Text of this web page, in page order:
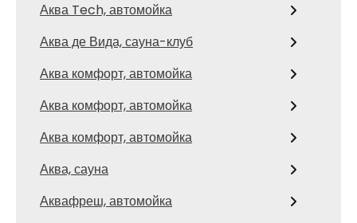
Аква Tech, автомойка
Аква де Вида, сауна-клуб
Аква комфорт, автомойка
Аква комфорт, автомойка
Аква комфорт, автомойка
Аква, сауна
Аквафреш, автомойка